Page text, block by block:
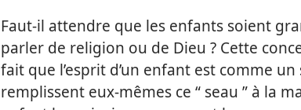
Faut-​il attendre que les enfants soient
parler de religion ou de Dieu ? Cette
fait que l’esprit d’un enfant est comme
remplissent eux-​mêmes ce “ seau ” à la